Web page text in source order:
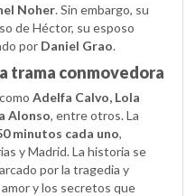
Noher. Sin embargo, su
de Héctor, su esposo
por Daniel Grao.
trama conmovedora
Adelfa Calvo, Lola
Alonso, entre otros. La
minutos cada uno,
y Madrid. La historia se
por la tragedia y
y los secretos que